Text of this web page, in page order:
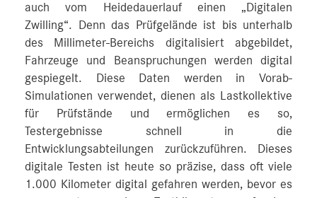
auch vom Heidedauerlauf einen „Digitalen
Zwilling“. Denn das Prüfgelände ist bis unterhalb
des Millimeter-Bereichs digitalisiert abgebildet,
Fahrzeuge und Beanspruchungen werden digital
gespiegelt. Diese Daten werden in Vorab-
Simulationen verwendet, dienen als Lastkollektive
für Prüfstände und ermöglichen es so,
Testergebnisse schnell in die
Entwicklungsabteilungen zurückzuführen. Dieses
digitale Testen ist heute so präzise, dass oft viele
1.000 Kilometer digital gefahren werden, bevor es